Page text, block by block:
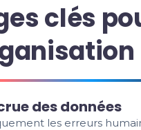
clés
des données
les erreurs